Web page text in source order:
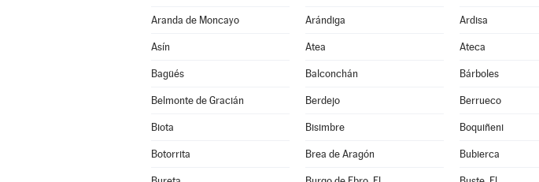
Aranda de Moncayo Arándiga Ardisa
Asín Atea Ateca
Bagüés Balconchán Bárboles
Belmonte de Gracián Berdejo Berrueco
Biota Bisimbre Boquiñeni
Botorrita Brea de Aragón Bubierca